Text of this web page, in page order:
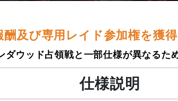
酬及び専用レイド参加権を獲得
ダウッド占領戦と一部仕様が異なるた
仕様説明